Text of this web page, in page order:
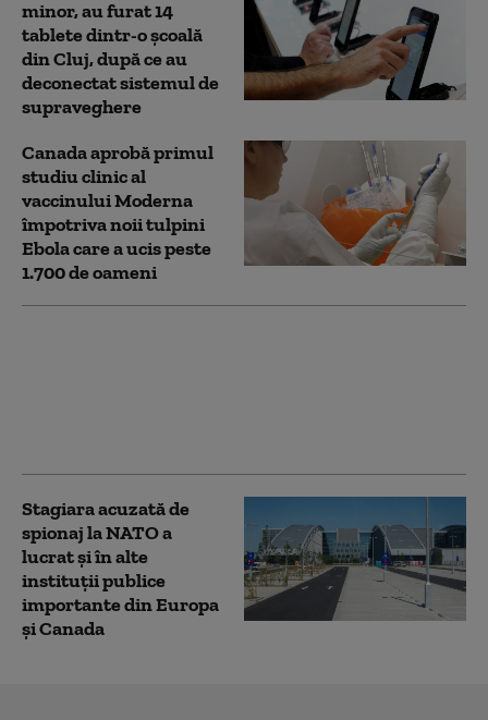
minor, au furat 14
tablete dintr-o şcoală
din Cluj, după ce au
deconectat sistemul de
supraveghere
Canada aprobă primul
studiu clinic al
vaccinului Moderna
împotriva noii tulpini
Ebola care a ucis peste
1.700 de oameni
Stagiara acuzată de
spionaj la NATO a
lucrat și în alte
instituții publice
importante din Europa
și Canada